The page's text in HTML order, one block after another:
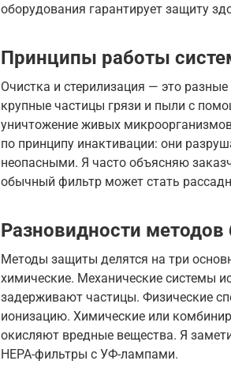
оборудования гарантирует защиту
Принципы работы
Очистка и стерилизация — это
крупные частицы грязи и пыли с
уничтожение живых
по принципу инактивации: они
неопасными. Я часто объясняю
обычный фильтр может стать
Разновидности
Методы защиты делятся на три
химические. Механические системы
задерживают частицы. Физические
ионизацию. Химические или
окисляют вредные вещества. Я
HEPA-фильтры с УФ-лампами.